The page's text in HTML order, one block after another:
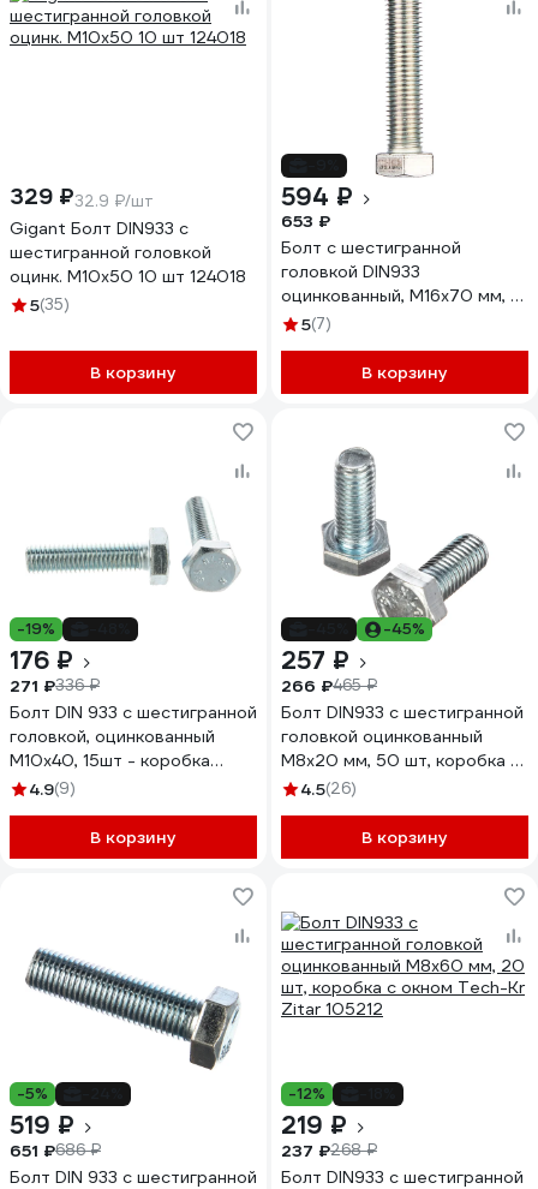
329 ₽32.9 ₽/шт
Gigant Болт DIN933 с
шестигранной головкой
оцинк. М10x50 10 шт 124018
5(35)
В корзину
594 ₽
653 ₽
Болт с шестигранной
головкой DIN933
оцинкованный, М16x70 мм, 12
шт в коробке с окном Zitar
5(7)
В корзину
-19%
176 ₽
271 ₽336 ₽
Болт DIN 933 с шестигранной
головкой, оцинкованный
М10х40, 15шт - коробка
Tech-Krep 105216
4.9(9)
В корзину
-45%
257 ₽
266 ₽465 ₽
Болт DIN933 с шестигранной
головкой оцинкованный
М8x20 мм, 50 шт, коробка с
окном Zitar 105207
4.5(26)
В корзину
-5%
519 ₽
651 ₽686 ₽
Болт DIN 933 с шестигранной
-12%
219 ₽
237 ₽268 ₽
Болт DIN933 с шестигранной